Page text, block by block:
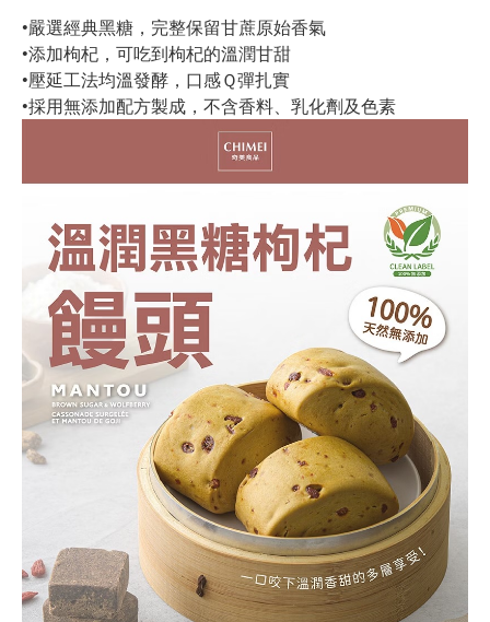
•嚴選經典黑糖，完整保留甘蔗原始香氣
•添加枸杞，可吃到枸杞的溫潤甘甜
•壓延工法均溫發酵，口感Ｑ彈扎實
•採用無添加配方製成，不含香料、乳化劑及色素